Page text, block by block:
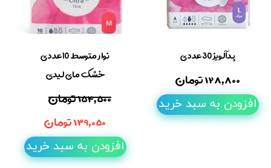
پدآلویز 30عددی
۱۲۸,۸۰۰ تومان
افزودن به سبد خرید
نوار متوسط 10عددی
خشک مای لیدی
۱۵۴,۵۰۰ تومان
۱۳۹,۰۵۰ تومان
افزودن به سبد خرید